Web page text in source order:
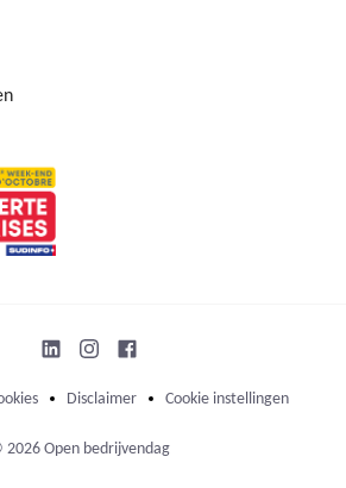
Disclaimer Cookie instellingen
2026 Open bedrijvendag